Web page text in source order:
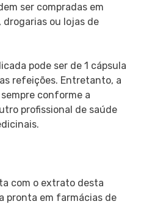
ser compradas em
ou lojas de
pode ser de 1 cápsula
refeições. Entretanto, a
conforme a
profissional de saúde
com o extrato desta
pronta em farmácias de